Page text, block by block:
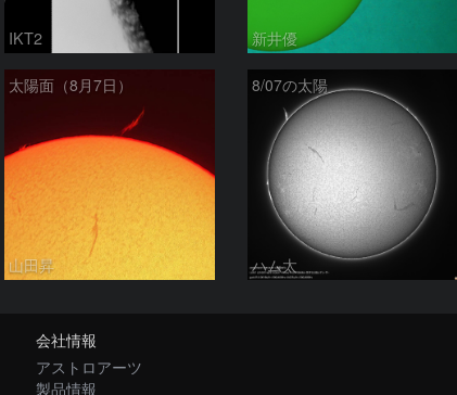
IKT2 新井優
太陽面（8月7日）
山田昇
8/07の太陽
ハム太
会社情報
アストロアーツ
製品情報